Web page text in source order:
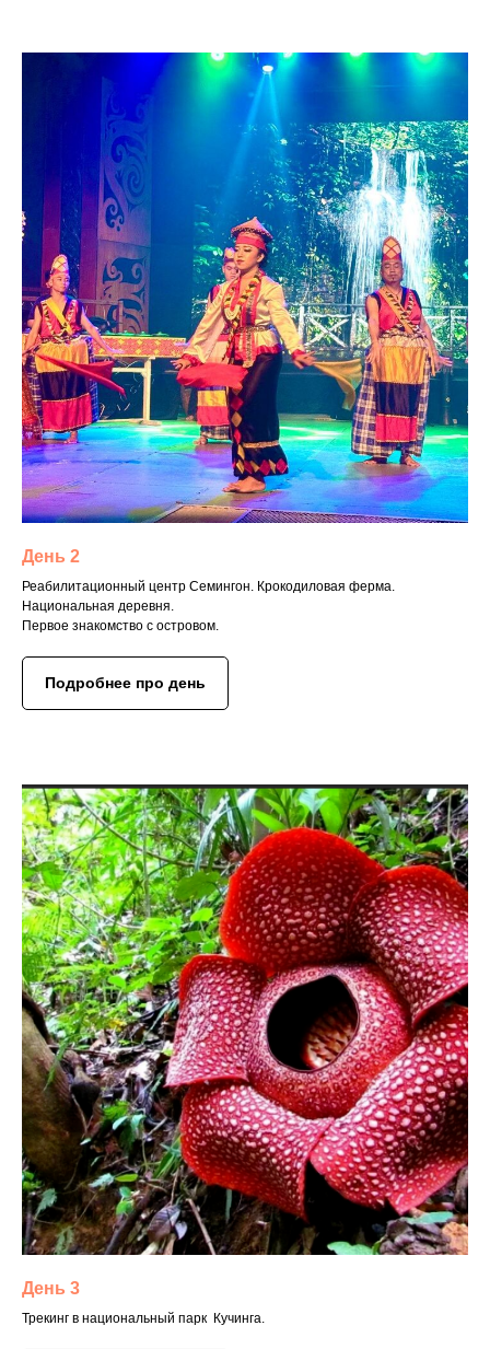
День 2
Реабилитационный центр Семингон. Крокодиловая ферма.
Национальная деревня.
Первое знакомство с островом.
Подробнее про день
День 3
Трекинг в национальный парк Кучинга.